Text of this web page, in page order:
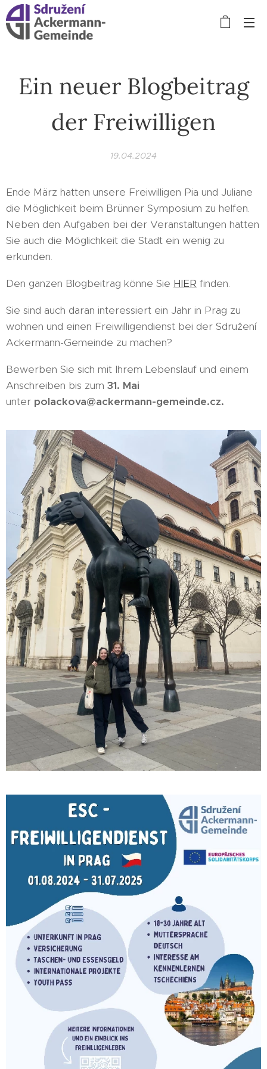
Ein neuer Blogbeitrag
der Freiwilligen
19.04.2024
Ende März hatten unsere Freiwilligen Pia und Juliane
die Möglichkeit beim Brünner Symposium zu helfen.
Neben den Aufgaben bei der Veranstaltungen hatten
Sie auch die Möglichkeit die Stadt ein wenig zu
erkunden.
Den ganzen Blogbeitrag könne Sie HIER finden.
Sie sind auch daran interessiert ein Jahr in Prag zu
wohnen und einen Freiwilligendienst bei der Sdružení
Ackermann-Gemeinde zu machen?
Bewerben Sie sich mit Ihrem Lebenslauf und einem
Anschreiben bis zum 31. Mai
unter polackova@ackermann-gemeinde.cz.